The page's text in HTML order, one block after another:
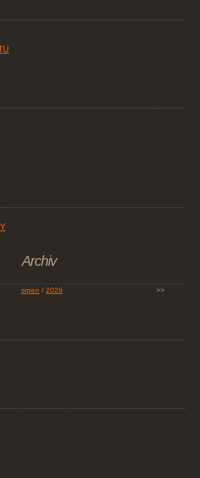
Archiv
srpen / 2026 >>